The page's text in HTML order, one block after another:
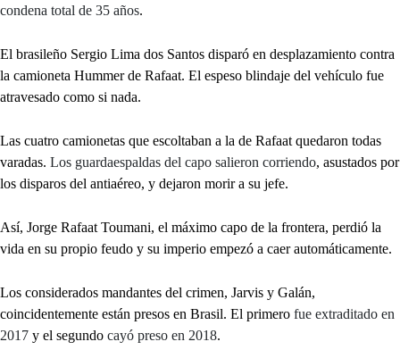
condena total de 35 años.
El brasileño Sergio Lima dos Santos disparó en desplazamiento contra
la camioneta Hummer de Rafaat. El espeso blindaje del vehículo fue
atravesado como si nada.
Las cuatro camionetas que escoltaban a la de Rafaat quedaron todas
varadas. Los guardaespaldas del capo salieron corriendo, asustados por
los disparos del antiaéreo, y dejaron morir a su jefe.
Así, Jorge Rafaat Toumani, el máximo capo de la frontera, perdió la
vida en su propio feudo y su imperio empezó a caer automáticamente.
Los considerados mandantes del crimen, Jarvis y Galán,
coincidentemente están presos en Brasil. El primero fue extraditado en
2017 y el segundo cayó preso en 2018.